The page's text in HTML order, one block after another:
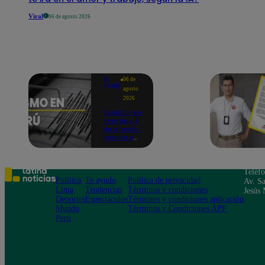
Viral 06 de agosto 2026
Te
ayudo
06 de
agosto
2026
Temblor en
Perú hoy, 6
de agosto:
horario y
según IGP
Política
Lima
Deportes
Mundo
Perú
Te ayudo
Tendencias
Espectáculos
Política de privacidad
Términos y condiciones
Términos y condiciones aplicación
Términos y Condiciones APP
Av.
Jesús